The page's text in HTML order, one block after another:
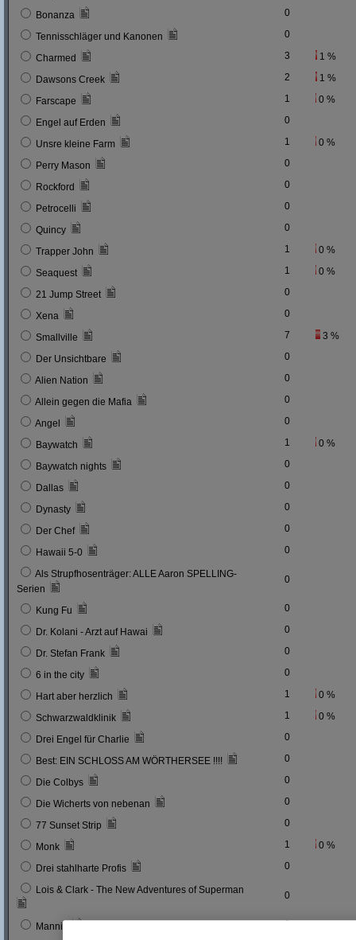
Bonanza 0
Tennisschläger und Kanonen 0
Charmed 3 1 %
Dawsons Creek 2 1 %
Farscape 1 0 %
Engel auf Erden 0
Unsre kleine Farm 1 0 %
Perry Mason 0
Rockford 0
Petrocelli 0
Quincy 0
Trapper John 1 0 %
Seaquest 1 0 %
21 Jump Street 0
Xena 0
Smallville 7 3 %
Der Unsichtbare 0
Alien Nation 0
Allein gegen die Mafia 0
Angel 0
Baywatch 1 0 %
Baywatch nights 0
Dallas 0
Dynasty 0
Der Chef 0
Hawaii 5-0 0
Als Strupfhosenträger: ALLE Aaron SPELLING-
Serien
0
Kung Fu 0
Dr. Kolani - Arzt auf Hawai 0
Dr. Stefan Frank 0
6 in the city 0
Hart aber herzlich 1 0 %
Schwarzwaldklinik 1 0 %
Drei Engel für Charlie 0
Best: EIN SCHLOSS AM WÖRTHERSEE !!!! 0
Die Colbys 0
Die Wicherts von nebenan 0
77 Sunset Strip 0
Monk 1 0 %
Drei stahlharte Profis 0
Lois & Clark - The New Adventures of Superman 0
Mannix 0